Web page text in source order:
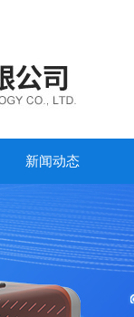
新闻动态